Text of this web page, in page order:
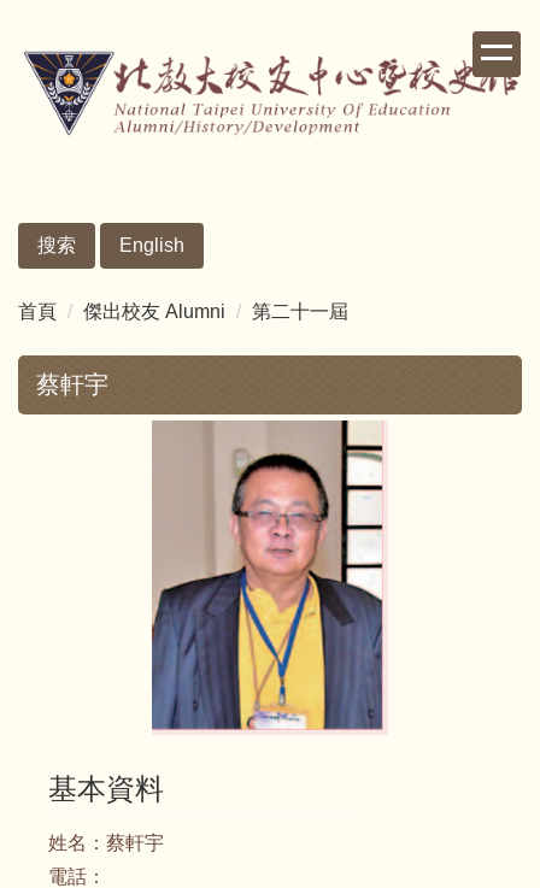
到
搜索 English
首頁 傑出校友 Alumni 第二十一屆
蔡軒宇
基本資料
姓名： 蔡軒宇
電話：